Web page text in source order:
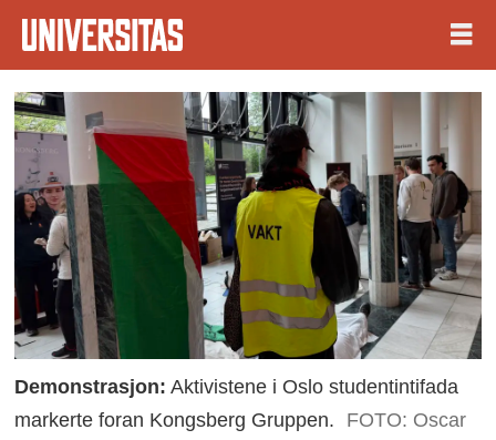
Demonstrasjon: Aktivistene i Oslo studentintifada
markerte foran Kongsberg Gruppen.
FOTO: Oscar